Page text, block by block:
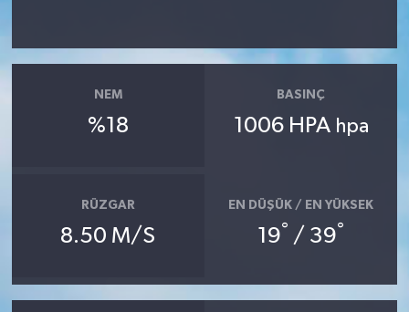
NEM
%18
BASINÇ
1006 HPA hpa
RÜZGAR
8.50 M/S
EN DÜŞÜK / EN YÜKSEK
19° / 39°